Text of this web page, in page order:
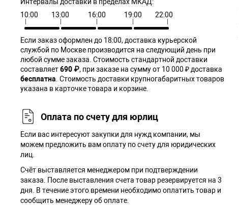
10:00
13:00 16:00 19:00 22:00
Если заказ оформлен до 18:00, доставка курьерской
службой по Москве производится на следующий день при
любой сумме заказа. Cтоимость стандартной доставки
составляет690 ₽, при заказе на сумму от 10 000 ₽ доставка
бесплатна . Стоимость доставки крупногабаритных товаров
указана в карточке товара и корзине.
Оплата по счету для юрлиц
Если вас интересуют закупки для нужд компании, мы
можем предложить вам оплату по счету для юридических
лиц.
Счёт выставляется менеджером при подтверждении
заказа. После выставления счета товар резервируется на 3
дня. В течение этого времени необходимо оплатить товар и
сообщить менеджеру об оплате.